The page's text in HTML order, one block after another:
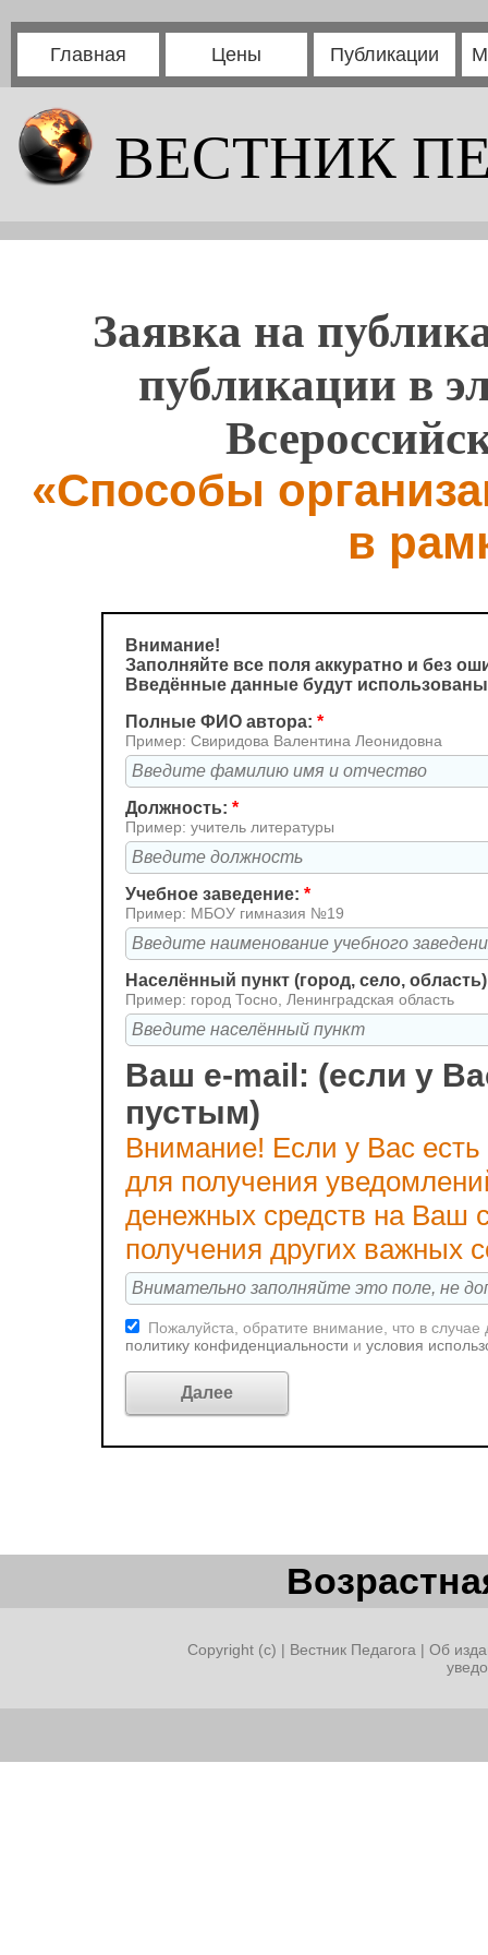
Главная Цены Публикации
ВЕСТНИК
Заявка на
публикации в
«Способы
в
Внимание!
Заполняйте все поля аккуратно и без
Введённые данные будут
Полные ФИО автора: *
Пример: Свиридова Валентина Леонидовна
Должность: *
Пример: учитель литературы
Учебное заведение: *
Пример: МБОУ гимназия №19
Населённый пункт (город, село,
Пример: город Тосно, Ленинградская область
Ваш e-mail: (если у
пустым)
Внимание! Если у Вас
для получения
денежных средств на Ваш
получения других важных
Пожалуйста, обратите внимание, что в
политику конфиденциальности и условия
Copyright (c) | Вестник Педагога | Об